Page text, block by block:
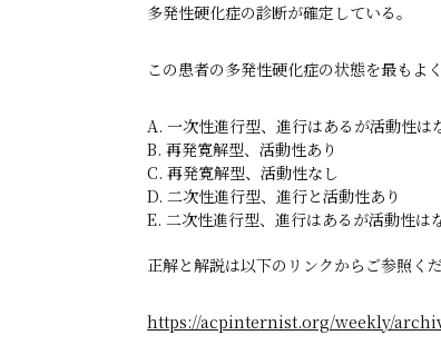
多発性硬化症の診断が確定している。
この患者の多発性硬化症の状態を最もよ
A. 一次性進行型、進行はあるが活動性は
B. 再発寛解型、活動性あり
C. 再発寛解型、活動性なし
D. 二次性進行型、進行と活動性あり
E. 二次性進行型、進行はあるが活動性は
正解と解説は以下のリンクからご参照く
https://acpinternist.org/weekly/